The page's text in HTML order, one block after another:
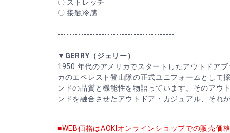
〇 ストレッチ
〇 接触冷感
----------------------------------------
▼GERRY（ジェリー）
1950 年代のアメリカでスタートしたアウトドア
カのエベレスト登山隊の正式ユニフォームとして
ンドの品質と機能性を物語っています。そのアウ
ンドを融合させたアウトドア・カジュアル、それ
■WEB価格はAOKIオンラインショップでの販売価